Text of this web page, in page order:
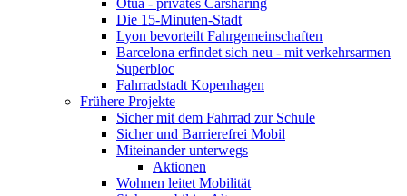
Otua - privates Carsharing
Die 15-Minuten-Stadt
Lyon bevorteilt Fahrgemeinschaften
Barcelona erfindet sich neu - mit verkehrsarmen
Superbloc
Fahrradstadt Kopenhagen
Frühere Projekte
Sicher mit dem Fahrrad zur Schule
Sicher und Barrierefrei Mobil
Miteinander unterwegs
Aktionen
Wohnen leitet Mobilität